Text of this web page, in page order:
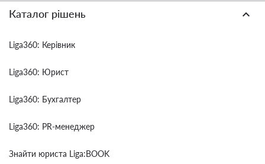
Каталог рішень
Liga360: Керівник
Liga360: Юрист
Liga360: Бухгалтер
Liga360: PR-менеджер
Знайти юриста Liga:BOOK